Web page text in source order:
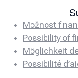
Možnost
Possibility of
Möglichkeit
Possibilité